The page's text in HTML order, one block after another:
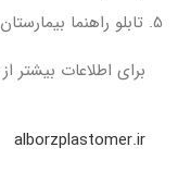
تابلو راهنما بیمارستان
برای اطلاعات بیشتر از
alborzplastomer.ir